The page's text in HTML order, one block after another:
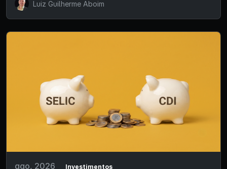
Luiz Guilherme Aboim
ago, 2026 Investimentos